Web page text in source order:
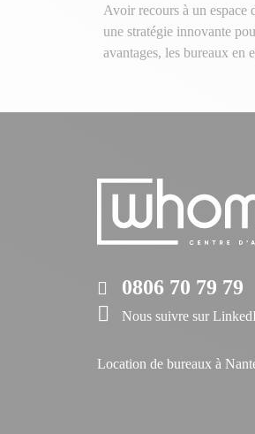
Avoir recours à un
une stratégie innovante
avantages, les bureaux en
0806 70 79 79
Nous suivre sur
Location de bureaux à